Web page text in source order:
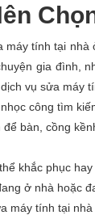
máy tính tại
gia đình,
vụ sửa máy
công tìm
bàn, cồng
khắc phục
ở nhà hoặc
máy tính tại